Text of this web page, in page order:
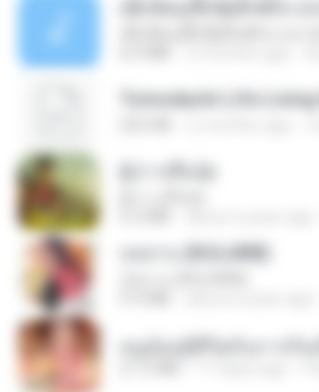
กุหลาบ (KULARB)
หนูน้อยสู้ชีวิตกับภารกิจ